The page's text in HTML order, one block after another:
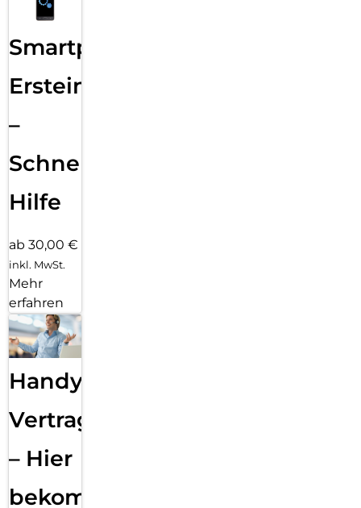
Smartphone
Ersteinrichtung
–
Schnelle
Hilfe
ab 30,00 €
inkl. MwSt.
Mehr
erfahren
Handy
Vertragsabwicklung
– Hier
bekommst